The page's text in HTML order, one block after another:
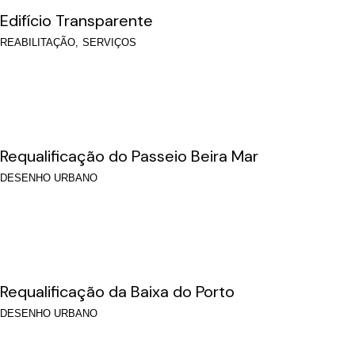
Edifício Transparente
REABILITAÇÃO SERVIÇOS
Requalificação do Passeio Beira Mar
DESENHO URBANO
Requalificação da Baixa do Porto
DESENHO URBANO